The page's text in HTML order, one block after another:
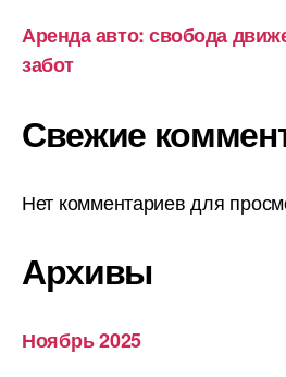
Аренда авто: свобода
забот
Свежие
Нет комментариев для
Архивы
Ноябрь 2025